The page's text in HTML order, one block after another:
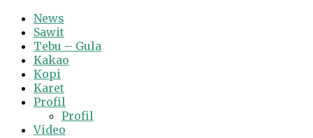
News
Sawit
Tebu – Gula
Kakao
Kopi
Karet
Profil
Profil
Video